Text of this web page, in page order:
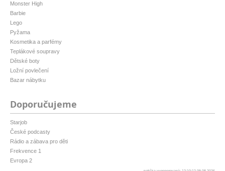
Monster High
Barbie
Lego
Pyžama
Kosmetika a parfémy
Teplákové soupravy
Dětské boty
Ložní povlečení
Bazar nábytku
Doporučujeme
Starjob
České podcasty
Rádio a zábava pro děti
Frekvence 1
Evropa 2